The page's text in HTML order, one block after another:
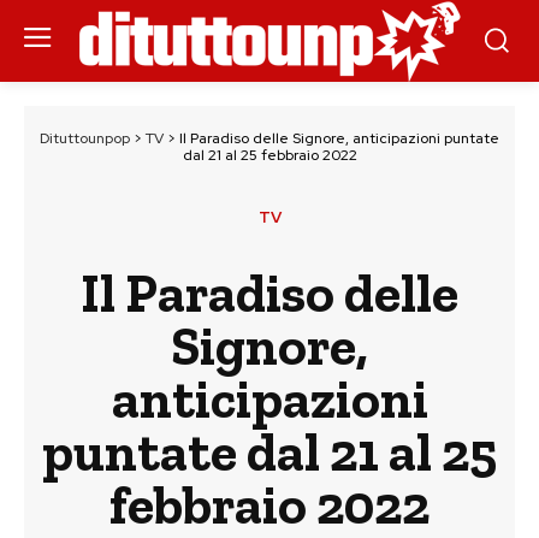
Dituttounpop > TV > Il Paradiso delle Signore, anticipazioni puntate
dal 21 al 25 febbraio 2022
TV
Il Paradiso delle
Signore,
anticipazioni
puntate dal 21 al 25
febbraio 2022